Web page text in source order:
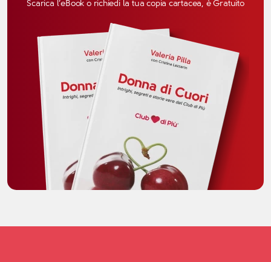
Scarica l’eBook o richiedi la tua copia cartacea, è Gratuito